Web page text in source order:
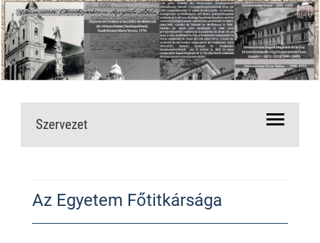
Szervezet
Az Egyetem Főtitkársága